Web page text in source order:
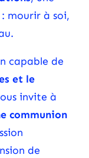
: mourir à soi,
capable de
et le
invite à
communion
de